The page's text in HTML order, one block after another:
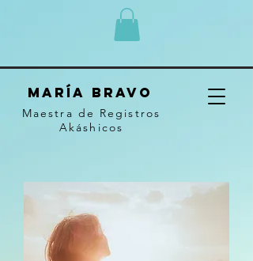
MARÍA BRAVO
Maestra de Registros
Akáshicos